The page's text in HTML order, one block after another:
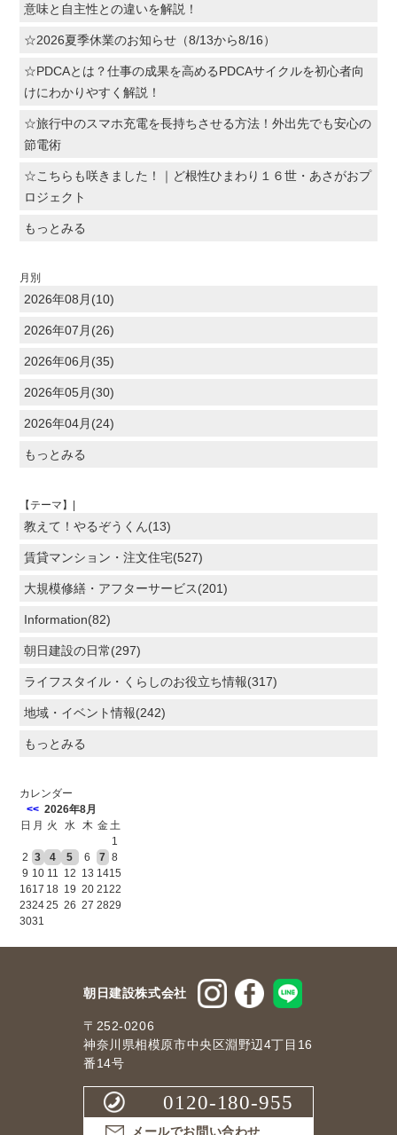
意味と自主性との違いを解説！
☆2026夏季休業のお知らせ（8/13から8/16）
☆PDCAとは？仕事の成果を高めるPDCAサイクルを初心者向
けにわかりやすく解説！
☆旅行中のスマホ充電を長持ちさせる方法！外出先でも安心の
節電術
☆こちらも咲きました！｜ど根性ひまわり１６世・あさがおプ
ロジェクト
もっとみる
月別
2026年08月(10)
2026年07月(26)
2026年06月(35)
2026年05月(30)
2026年04月(24)
もっとみる
【テーマ】|
教えて！やるぞうくん(13)
賃貸マンション・注文住宅(527)
大規模修繕・アフターサービス(201)
Information(82)
朝日建設の日常(297)
ライフスタイル・くらしのお役立ち情報(317)
地域・イベント情報(242)
もっとみる
カレンダー
<< 2026年8月
日 月 火 水 木 金土
1
2 3 4 5 6 7 8
9 10 11 12 13 1415
1617 18 19 20 2122
232425 26 27 2829
3031
朝日建設株式会社
〒252-0206
神奈川県相模原市中央区淵野辺4丁目16
番14号
0120-180-955
メールでお問い合わせ